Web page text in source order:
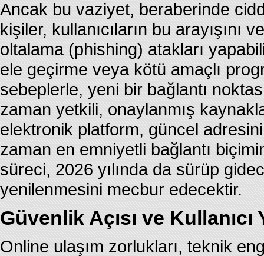
Ancak bu vaziyet, beraberinde
kişiler, kullanıcıların bu
oltalama (phishing) atakları
ele geçirme veya kötü amaçlı
sebeplerle, yeni bir bağlantı
zaman yetkili, onaylanmış
elektronik platform, güncel
zaman en emniyetli bağlantı
süreci, 2026 yılında da sürüp
yenilenmesini mecbur edecektir.
Güvenlik Açısı ve
Online ulaşım zorlukları, teknik